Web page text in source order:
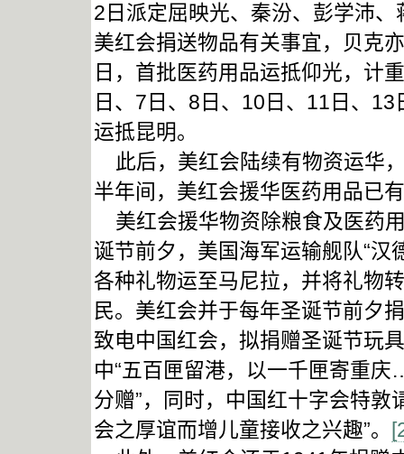
2日派定屈映光、秦汾、彭学沛
美红会捐送物品有关事宜，贝克
日，首批医药用品运抵仰光，计
日、7日、8日、10日、11日、
运抵昆明。
此后，美红会陆续有物资运华
半年间，美红会援华医药用品已
美红会援华物资除粮食及医药
诞节前夕，美国海军运输舰队“汉
各种礼物运至马尼拉，并将礼物
民。美红会并于每年圣诞节前夕
致电中国红会，拟捐赠圣诞节玩
中“五百匣留港，以一千匣寄重
分赠”，同时，中国红十字会特敦
会之厚谊而增儿童接收之兴趣”。